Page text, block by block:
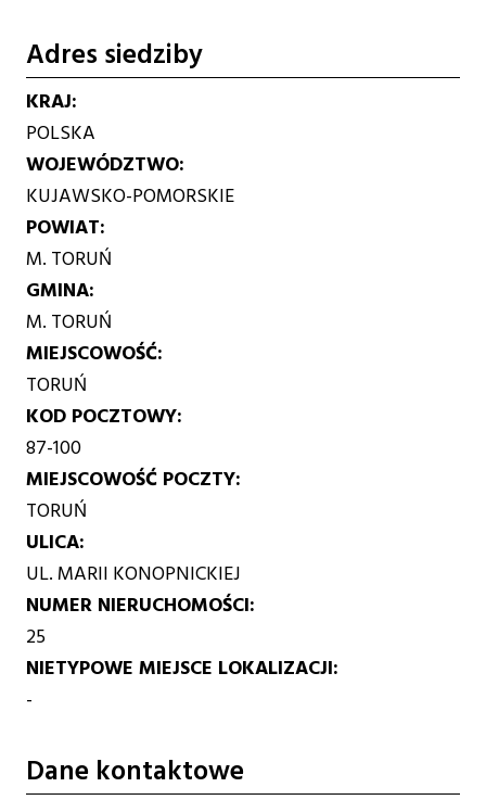
Adres siedziby
KRAJ
POLSKA
WOJEWÓDZTWO
KUJAWSKO-POMORSKIE
POWIAT
M. TORUŃ
GMINA
M. TORUŃ
MIEJSCOWOŚĆ
TORUŃ
KOD POCZTOWY
87-100
MIEJSCOWOŚĆ POCZTY
TORUŃ
ULICA
UL. MARII KONOPNICKIEJ
NUMER NIERUCHOMOŚCI
25
NIETYPOWE MIEJSCE LOKALIZACJI
-
Dane kontaktowe